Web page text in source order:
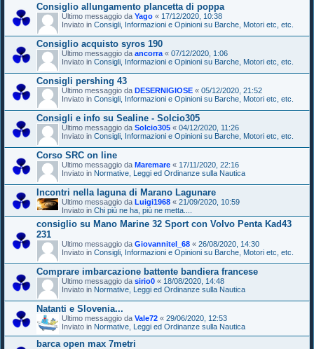
Consiglio allungamento plancetta di poppa
Ultimo messaggio da Yago « 17/12/2020, 10:38
Inviato in Consigli, Informazioni e Opinioni su Barche, Motori etc, etc.
Consiglio acquisto syros 190
Ultimo messaggio da ancorra « 07/12/2020, 1:06
Inviato in Consigli, Informazioni e Opinioni su Barche, Motori etc, etc.
Consigli pershing 43
Ultimo messaggio da DESERNIGIOSE « 05/12/2020, 21:52
Inviato in Consigli, Informazioni e Opinioni su Barche, Motori etc, etc.
Consigli e info su Sealine - Solcio305
Ultimo messaggio da Solcio305 « 04/12/2020, 11:26
Inviato in Consigli, Informazioni e Opinioni su Barche, Motori etc, etc.
Corso SRC on line
Ultimo messaggio da Maremare « 17/11/2020, 22:16
Inviato in Normative, Leggi ed Ordinanze sulla Nautica
Incontri nella laguna di Marano Lagunare
Ultimo messaggio da Luigi1968 « 21/09/2020, 10:59
Inviato in Chi più ne ha, più ne metta....
consiglio su Mano Marine 32 Sport con Volvo Penta Kad43
231
Ultimo messaggio da Giovannitel_68 « 26/08/2020, 14:30
Inviato in Consigli, Informazioni e Opinioni su Barche, Motori etc, etc.
Comprare imbarcazione battente bandiera francese
Ultimo messaggio da sirio0 « 18/08/2020, 14:48
Inviato in Normative, Leggi ed Ordinanze sulla Nautica
Natanti e Slovenia...
Ultimo messaggio da Vale72 « 29/06/2020, 12:53
Inviato in Normative, Leggi ed Ordinanze sulla Nautica
barca open max 7metri